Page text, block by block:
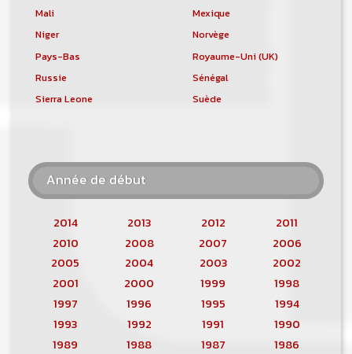
Mali
Mexique
Niger
Norvège
Pays-Bas
Royaume-Uni (UK)
Russie
Sénégal
Sierra Leone
Suède
Année de début
2014 2013 2012
2011
2010
2008 2007
2006
2005
2004 2003
2002
2001
2000 1999
1998
1997
1996 1995
1994
1993
1992 1991
1990
1989
1988 1987
1986